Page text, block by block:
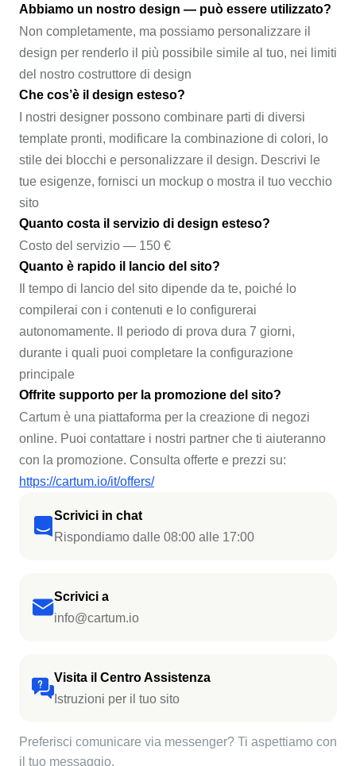
Scrivici in chat
Rispondiamo dalle 08:00 alle 17:00
Scrivici a
info@cartum.io
Visita il Centro Assistenza
Istruzioni per il tuo sito
Preferisci comunicare via messenger? Ti aspettiamo con
il tuo messaggio.
Abbiamo un nostro design — può essere utilizzato?
Non completamente, ma possiamo personalizzare il
design per renderlo il più possibile simile al tuo, nei limiti
del nostro costruttore di design
Che cos’è il design esteso?
I nostri designer possono combinare parti di diversi
template pronti, modificare la combinazione di colori, lo
stile dei blocchi e personalizzare il design. Descrivi le
tue esigenze, fornisci un mockup o mostra il tuo vecchio
sito
Quanto costa il servizio di design esteso?
Costo del servizio — 150 €
Quanto è rapido il lancio del sito?
Il tempo di lancio del sito dipende da te, poiché lo
compilerai con i contenuti e lo configurerai
autonomamente. Il periodo di prova dura 7 giorni,
durante i quali puoi completare la configurazione
principale
Offrite supporto per la promozione del sito?
Cartum è una piattaforma per la creazione di negozi
online. Puoi contattare i nostri partner che ti aiuteranno
con la promozione. Consulta offerte e prezzi su:
https://cartum.io/it/offers/